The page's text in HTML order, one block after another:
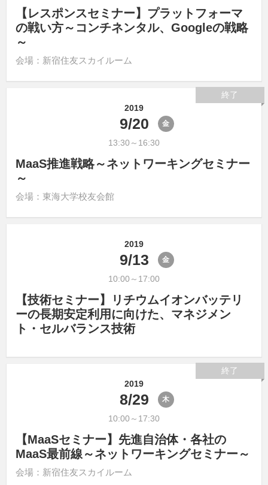
【レスポンスセミナー】プラットフォーマ
の戦い方～コンチネンタル、Googleの戦略
～
会場：新宿住友スカイルーム
2019
9/20 金
13:30～16:30
MaaS推進戦略～ネットワーキングセミナー
～
会場：東海大学校友会館
終了
2019
9/13 金
10:00～17:00
【技術セミナー】リチウムイオンバッテリ
ーの長期安定利用に向けた、マネジメン
ト・セルバランス技術
2019
8/29 木
10:00～17:30
【MaaSセミナー】先進自治体・各社の
MaaS最前線～ネットワーキングセミナー～
会場：新宿住友スカイルーム
終了